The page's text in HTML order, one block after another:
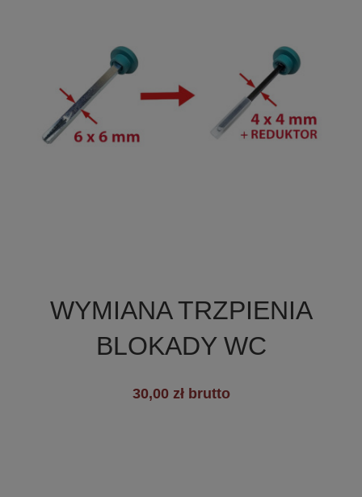

WYMIANA TRZPIENIA
BLOKADY WC
30,00 zł brutto